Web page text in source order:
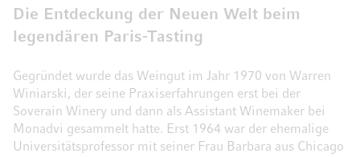
Die Entdeckung der Neuen Welt beim
legendären Paris-Tasting
Gegründet wurde das Weingut im Jahr 1970 von Warren
Winiarski, der seine Praxiserfahrungen erst bei der
Soverain Winery und dann als Assistant Winemaker bei
Monadvi gesammelt hatte. Erst 1964 war der ehemalige
Universitätsprofessor mit seiner Frau Barbara aus Chicago